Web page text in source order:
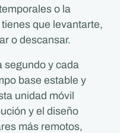
o la
que levantarte,
o descansar.
segundo y cada
base estable y
unidad móvil
y el diseño
más remotos,